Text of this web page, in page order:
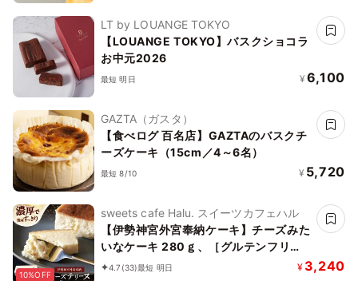
LT by LOUANGE TOKYO
【LOUANGE TOKYO】バスクショコラ
お中元2026
最短 明日 ¥ 6,100
GAZTA（ガスタ）
【食べログ 百名店】GAZTAのバスクチ
ーズケーキ（15cm／4～6名）
最短 8/10 ¥ 5,720
10%OFF
sweets cafe Halu. スイーツカフェハル
【伊勢神宮外宮奉納ケーキ】チーズみた
いなケーキ 280ｇ、［グルテンフリ
ー］魔法の チーズテリーヌ チーズケー
4.7 (33)最短 明日 ¥ 3,240